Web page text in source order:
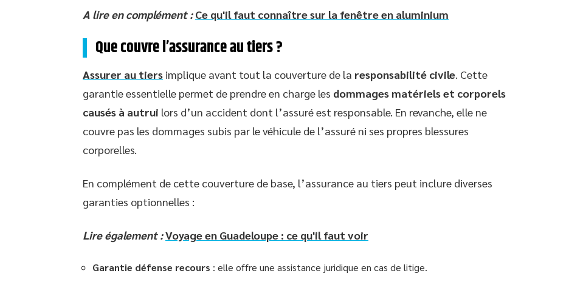
A lire en complément : Ce qu'il faut connaître sur la fenêtre en aluminium
Que couvre l’assurance au tiers ?
Assurer au tiers implique avant tout la couverture de la responsabilité civile. Cette
garantie essentielle permet de prendre en charge les dommages matériels et corporels
causés à autrui lors d’un accident dont l’assuré est responsable. En revanche, elle ne
couvre pas les dommages subis par le véhicule de l’assuré ni ses propres blessures
corporelles.
En complément de cette couverture de base, l’assurance au tiers peut inclure diverses
garanties optionnelles :
Lire également :Voyage en Guadeloupe : ce qu'il faut voir
Garantie défense recours : elle offre une assistance juridique en cas de litige.